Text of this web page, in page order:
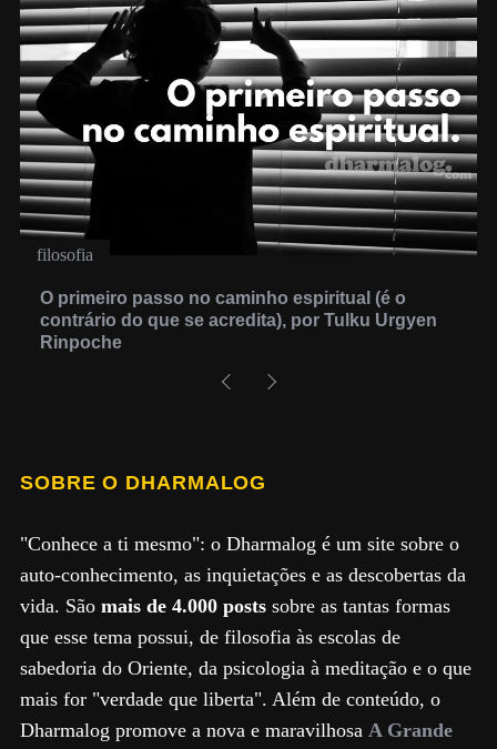
filosofia
O primeiro passo no caminho espiritual (é o
contrário do que se acredita), por Tulku Urgyen
Rinpoche
SOBRE O DHARMALOG
"Conhece a ti mesmo": o Dharmalog é um site sobre o
auto-conhecimento, as inquietações e as descobertas da
vida. São mais de 4.000 postssobre as tantas formas
que esse tema possui, de filosofia às escolas de
sabedoria do Oriente, da psicologia à meditação e o que
mais for "verdade que liberta". Além de conteúdo, o
Dharmalog promove a nova e maravilhosa A Grande